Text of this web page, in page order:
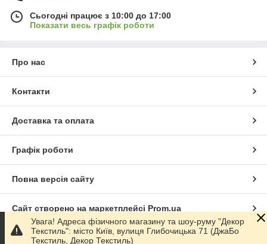
Сьогодні працює з 10:00 до 17:00
Показати весь графік роботи
Про нас
Контакти
Доставка та оплата
Графік роботи
Повна версія сайту
Сайт створено на маркетплейсі Prom.ua
Політика конфіденційності
Увага! Адреса фізичного магазину та шоу-руму "Декор
Текстиль": місто Київ, вулиця Глибочицька 71 (ДжаБо
Текстиль, Декор Текстиль)